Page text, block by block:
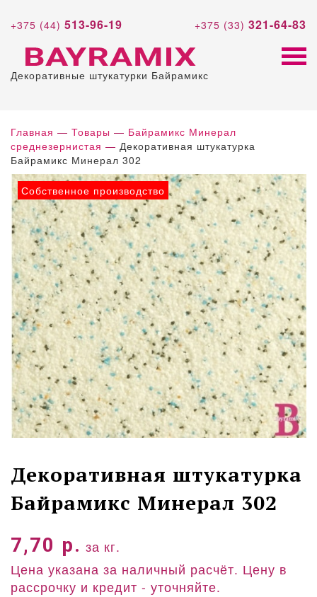
+375 (44) 513-96-19 +375 (33) 321-64-83
Декоративные штукатурки Байрамикс
Главная — Товары — Байрамикс Минерал
среднезернистая — Декоративная штукатурка
Байрамикс Минерал 302
Собственное производство
Декоративная штукатурка
Байрамикс Минерал 302
7,70 р. за кг.
Цена указана за наличный расчёт. Цену в
рассрочку и кредит - уточняйте.